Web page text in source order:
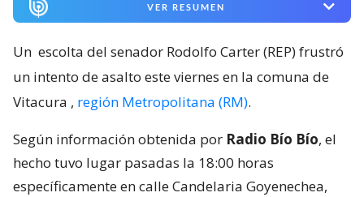
VER RESUMEN
Un escolta del senador Rodolfo Carter (REP) frustró
un intento de asalto este viernes en la comuna de
Vitacura , región Metropolitana (RM).
Según información obtenida por Radio Bío Bío, el
hecho tuvo lugar pasadas la 18:00 horas
específicamente en calle Candelaria Goyenechea,